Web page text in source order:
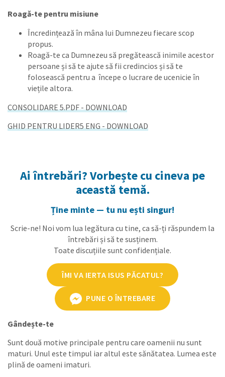
Roagă-te pentru misiune
Încredințează în mâna lui Dumnezeu fiecare scop
propus.
Roagă-te ca Dumnezeu să pregătească inimile acestor
persoane și să te ajute să fii credincios și să te
folosească pentru a începe o lucrare de ucenicie în
viețile altora.
CONSOLIDARE 5.PDF - DOWNLOAD
GHID PENTRU LIDER5 ENG - DOWNLOAD
Ai întrebări? Vorbește cu cineva pe
această temă.
Ține minte — tu nu ești singur!
Scrie-ne! Noi vom lua legătura cu tine, ca să-ți răspundem la
întrebări și să te susținem.
Toate discuțiile sunt confidențiale.
ÎMI VA IERTA ISUS PĂCATUL?
PUNE O ÎNTREBARE
Gândește-te
Sunt două motive principale pentru care oamenii nu sunt
maturi. Unul este timpul iar altul este sănătatea. Lumea este
plină de oameni imaturi.